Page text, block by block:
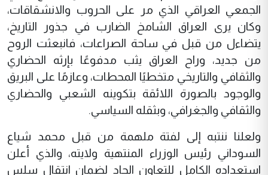
الجمعي العراقي الذي مر على الحروب والانشقاقات،
وكان يرى العراق الشامخ الضارب في جذور التاريخ،
يتضاءل من قبل في ساحة الصراعات، فانبعثت الروح
من جديد، وراح العراق يثب مدفوعًا بإرثه الحضاري
والثقافي والتاريخي متخطيًا المحطات، وعازمًا على البريق
والوجود بالصورة اللائقة بتكوينه الشعبي والحضاري
والثقافي والجغرافي، وبثقله السياسي.
ولعلنا ننتبه إلى لفتة ملهمة من قبل محمد شياع
السوداني رئيس الوزراء المنتهية ولايته، والذي أعلن
استعداده الكامل للتعاون الجاد لضمان انتقال سلس